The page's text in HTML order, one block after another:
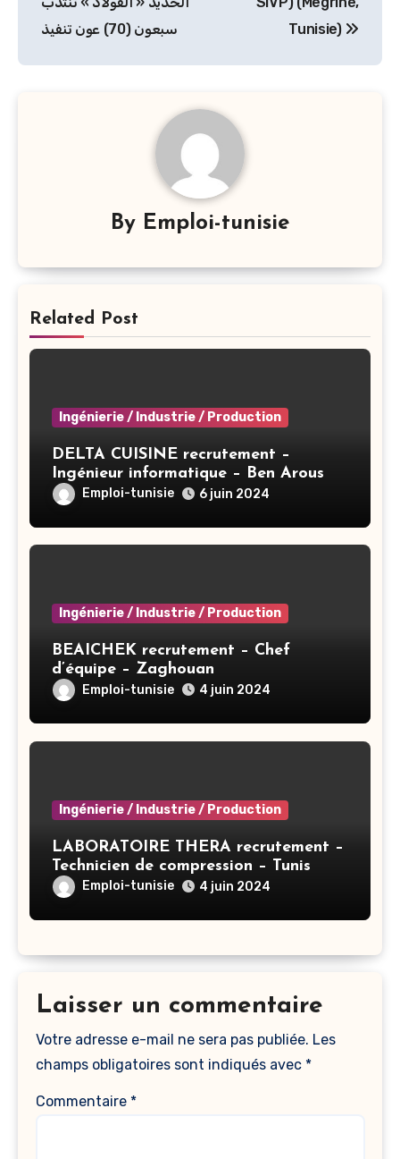
l’article
سبعون (70) عون تنفيذ
Tunisie)
By Emploi-tunisie
Related Post
Ingénierie / Industrie / Production
DELTA CUISINE recrutement –
Ingénieur informatique – Ben Arous
Emploi-tunisie 6 juin 2024
Ingénierie / Industrie / Production
BEAICHEK recrutement – Chef
d’équipe – Zaghouan
Emploi-tunisie 4 juin 2024
Ingénierie / Industrie / Production
LABORATOIRE THERA recrutement –
Technicien de compression – Tunis
Emploi-tunisie 4 juin 2024
Laisser un commentaire
Votre adresse e-mail ne sera pas publiée. Les
champs obligatoires sont indiqués avec *
Commentaire *